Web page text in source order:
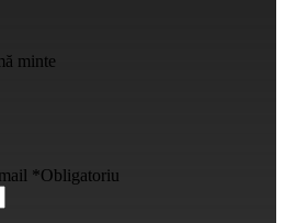
minte
*Obligatoriu